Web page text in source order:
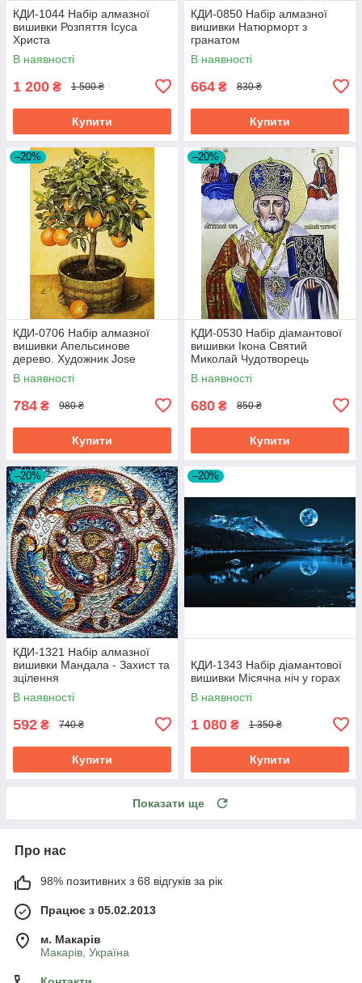
КДИ-1044 Набір алмазної
вишивки Розпяття Ісуса
Христа
В наявності
1 200 ₴ 1 500 ₴
Купити
КДИ-0850 Набір алмазної
вишивки Натюрморт з
гранатом
В наявності
664 ₴ 830 ₴
Купити
–20%
КДИ-0706 Набір алмазної
вишивки Апельсинове
дерево. Художник Jоse
Escofet
В наявності
784 ₴ 980 ₴
Купити
–20%
КДИ-0530 Набір діамантової
вишивки Ікона Святий
Миколай Чудотворець
В наявності
680 ₴ 850 ₴
Купити
–20%
КДИ-1321 Набір алмазної
вишивки Мандала - Захист та
зцілення
В наявності
592 ₴ 740 ₴
Купити
–20%
КДИ-1343 Набір діамантової
вишивки Місячна ніч у горах
В наявності
1 080 ₴ 1 350 ₴
Купити
Показати ще
Про нас
98% позитивних з 68 відгуків за рік
Працює з 05.02.2013
м. Mакарів
Mакарів, Україна